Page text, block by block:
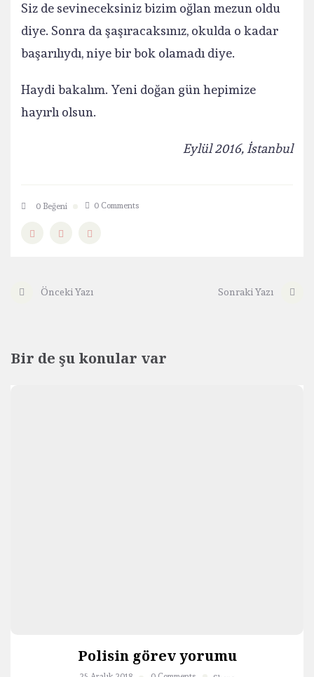
Siz de sevineceksiniz bizim oğlan mezun oldu
diye. Sonra da şaşıracaksınız, okulda o kadar
başarılıydı, niye bir bok olamadı diye.
Haydi bakalım. Yeni doğan gün hepimize
hayırlı olsun.
Eylül 2016, İstanbul
0 Beğeni 0 Comments
Önceki Yazı Sonraki Yazı
Bir de şu konular var
Polisin görev yorumu